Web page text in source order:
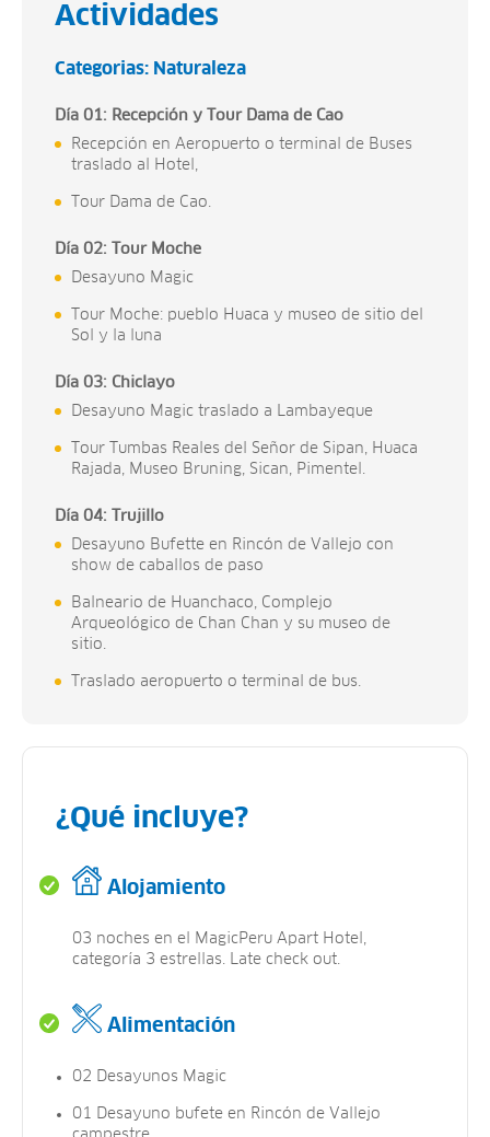
Actividades
Categorias: Naturaleza
Día 01: Recepción y Tour Dama de Cao
Recepción en Aeropuerto o terminal de Buses
traslado al Hotel,
Tour Dama de Cao.
Día 02: Tour Moche
Desayuno Magic
Tour Moche: pueblo Huaca y museo de sitio del
Sol y la luna
Día 03: Chiclayo
Desayuno Magic traslado a Lambayeque
Tour Tumbas Reales del Señor de Sipan, Huaca
Rajada, Museo Bruning, Sican, Pimentel.
Día 04: Trujillo
Desayuno Bufette en Rincón de Vallejo con
show de caballos de paso
Balneario de Huanchaco, Complejo
Arqueológico de Chan Chan y su museo de
sitio.
Traslado aeropuerto o terminal de bus.
¿Qué incluye?
Alojamiento
03 noches en el MagicPeru Apart Hotel,
categoría 3 estrellas. Late check out.
Alimentación
02 Desayunos Magic
01 Desayuno bufete en Rincón de Vallejo